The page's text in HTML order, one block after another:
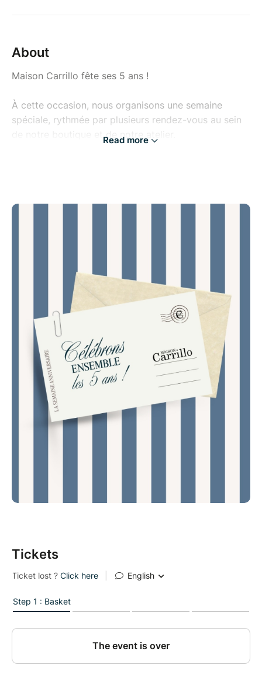
About
Maison Carrillo fête ses 5 ans !
À cette occasion, nous organisons une semaine
spéciale, rythmée par plusieurs rendez-vous au sein
de notre boutique et de notre atelier.
Sainte-Ursule.
L'équipe Maison Carrillo
Read more
Tickets